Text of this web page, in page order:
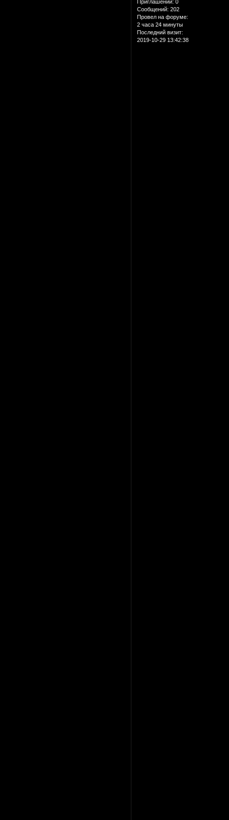
Приглашений: 0
Сообщений: 202
Провел на форуме:
2 часа 24 минуты
Последний визит:
2019-10-29 13:42:38